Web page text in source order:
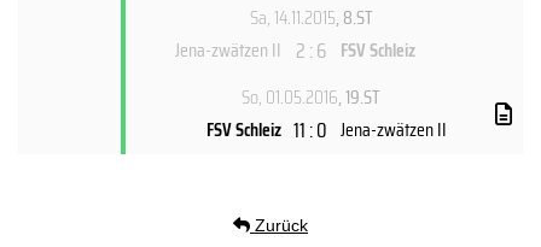
Sa, 14.11.2015, 8.ST
Jena-zwätzen II 2 : 6 FSV Schleiz
So, 01.05.2016, 19.ST
FSV Schleiz 11 : 0 Jena-zwätzen II
Zurück